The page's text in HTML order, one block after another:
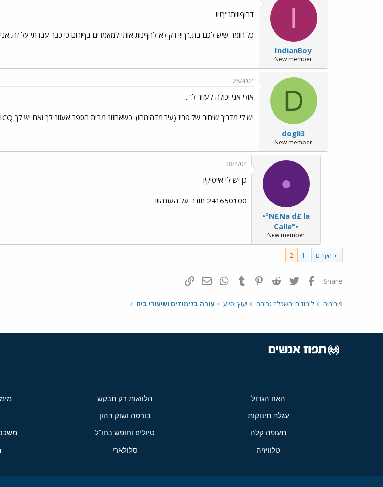
I
IndianBoy
New member
דחוף!!!תנ"ך!!!!
כל חומר שיש לכם בתנ"ך!!! רק לא להףנות אותי למאמרים בףורום כי כבר עברתי על זה..אני
D
dogli3
New member
28/4/04
אולי אני יכולה לעזור לך...
יש לי מדריך שיחור של פריז (עיר מדהימה!). כשאחזור מבית הספר אעזור לך ואם יש לך ICQ זה יהיה מועיל. יום טוב.
•
•°N£Na d£ la
Calle°•
New member
28/4/04
כן יש לי אייסיקיו
241650100 תודה על העזרה!!!
הקודם 1
2
Share: פייסבוק Twitter
Reddit
Pinterest
Tumblr
WhatsAppדואר אלקטרוני
פורומים לימודים והשכלה גבוהה יעוץ וסיוע עזרה בלימודים ושיעורי בית
האח הגדול הלוואות רק תבקש
עגלת תינוקות בורסה ושוק ההון
תעופה קלה טיולים וחופש בחו"ל
טלוויזיה סלולארי